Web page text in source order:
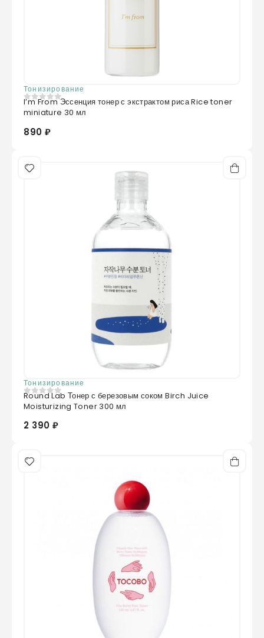
Тонизирование
0из 5
I’m From Эссенция тонер с экстрактом риса Rice toner
miniature 30 мл
890 ₽
Тонизирование
0из 5
Round Lab Тонер с березовым соком Birch Juice
Moisturizing Toner 300 мл
2 390 ₽